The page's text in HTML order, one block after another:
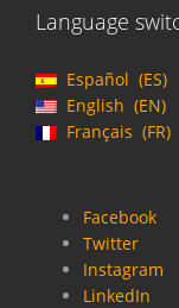
Language
Español
ES
English
EN
Français
FR
Facebook
Twitter
Instagram
LinkedIn